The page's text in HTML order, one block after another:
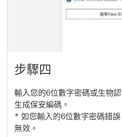
步驟四
輸入您的6位數字密碼或生物
生成保安編碼。
* 如您輸入的6位數字密碼錯
無效。